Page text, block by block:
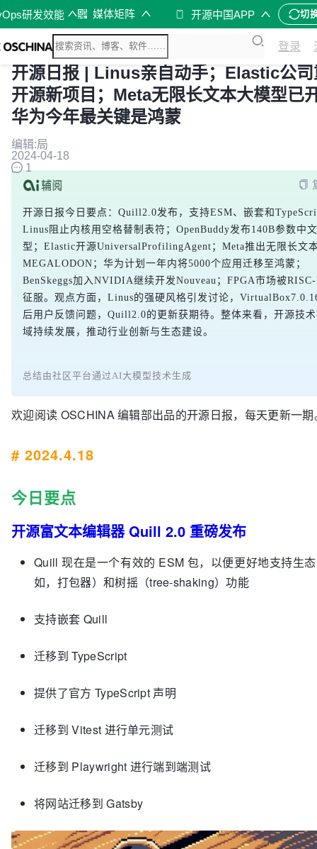
研发效能 媒体矩阵 开源中国APP 切
登录
开源日报 | Linus亲自动手；Elastic公司
开源新项目；Meta无限长文本大模型已
华为今年最关键是鸿蒙
编辑:局
2024-04-18
1
开源日报今日要点：Quill2.0发布，支持ESM、嵌套和
Linus阻止内核用空格替制表符；OpenBuddy发布140B参数中
型；Elastic开源UniversalProfilingAgent；Meta推出无限长文
MEGALODON；华为计划一年内将5000个应用迁移至鸿蒙；
BenSkeggs加入NVIDIA继续开发Nouveau；FPGA市场被
征服。观点方面，Linus的强硬风格引发讨论，
后用户反馈问题，Quill2.0的更新获期待。整体来看，开源技
域持续发展，推动行业创新与生态建设。
总结由社区平台通过AI大模型技术生成
欢迎阅读 OSCHINA 编辑部出品的开源日报，每天更新一期
# 2024.4.18
今日要点
开源富文本编辑器 Quill 2.0 重磅发布
Quill 现在是一个有效的 ESM 包，以便更好地支持生
如，打包器）和树摇（tree-shaking）功能
支持嵌套 Quill
迁移到 TypeScript
提供了官方 TypeScript 声明
迁移到 Vitest 进行单元测试
迁移到 Playwright 进行端到端测试
将网站迁移到 Gatsby